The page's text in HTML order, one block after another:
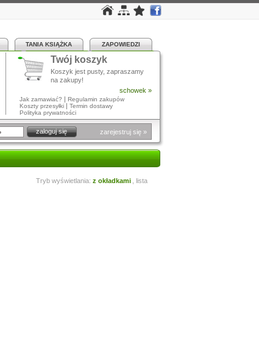
TANIA KSIĄŻKA ZAPOWIEDZI
Twój koszyk
Koszyk jest pusty, zapraszamy
na zakupy!
schowek »
Jak zamawiać? | Regulamin zakupów
Koszty przesyłki | Termin dostawy
Polityka prywatności
zarejestruj się »
Tryb wyświetlania: z okładkami lista